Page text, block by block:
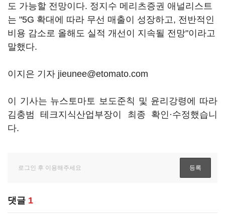
도 가능할 전망이다. 정지수 메리츠증권 애널리스트
는 "5G 확대에 따라 무선 매출이 성장하고, 전반적인
비용 감소로 올해도 실적 개선이 지속될 전망"이라고
말했다.
이지은 기자 jieunee@etomato.com
이 기사는 뉴스토마토 보도준칙 및 윤리강령에 따라
김충범 테크지식산업부장이 최종 확인·수정했습니
다.
댓글 1